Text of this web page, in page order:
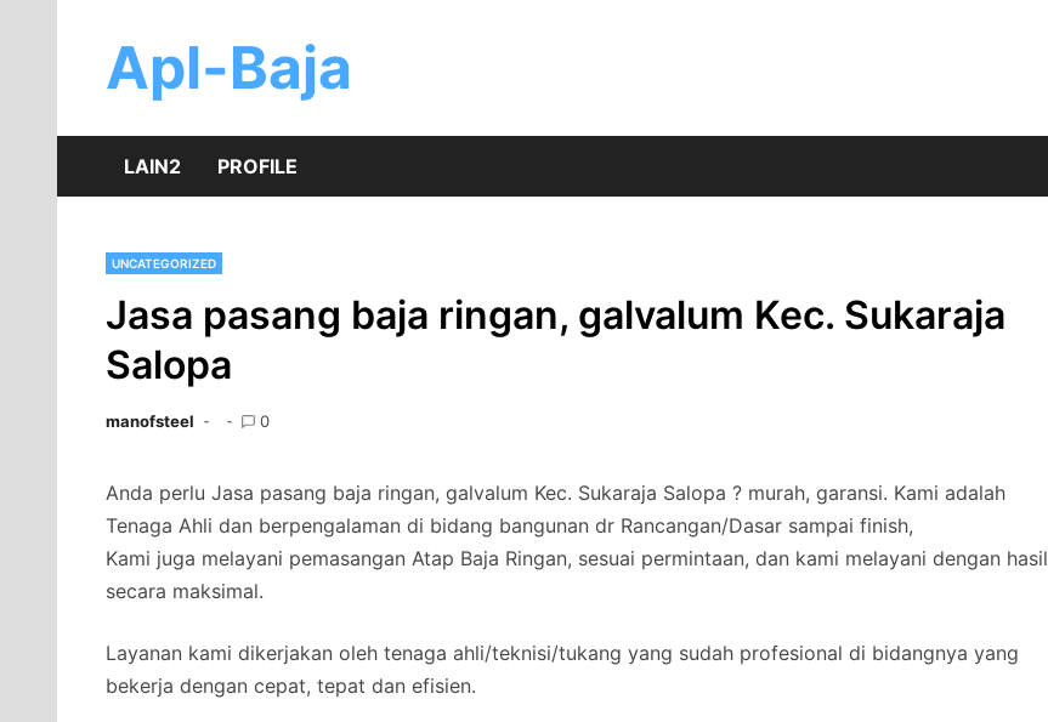
contentApl-Baja
LAIN2 PROFILE
UNCATEGORIZED
Jasa pasang baja ringan, galvalum Kec. Sukaraja
Salopa
manofsteel 0
Anda perlu Jasa pasang baja ringan, galvalum Kec. Sukaraja Salopa ? murah, garansi. Kami adalah
Tenaga Ahli dan berpengalaman di bidang bangunan dr Rancangan/Dasar sampai finish,
Kami juga melayani pemasangan Atap Baja Ringan, sesuai permintaan, dan kami melayani dengan hasil
secara maksimal.
Layanan kami dikerjakan oleh tenaga ahli/teknisi/tukang yang sudah profesional di bidangnya yang
bekerja dengan cepat, tepat dan efisien.